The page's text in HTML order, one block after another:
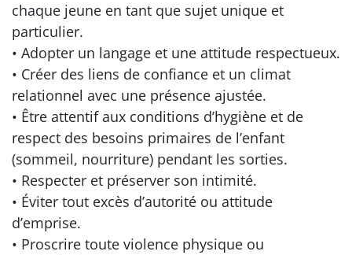
chaque jeune en tant que sujet unique et
particulier.
• Adopter un langage et une attitude respectueux.
• Créer des liens de confiance et un climat
relationnel avec une présence ajustée.
• Être attentif aux conditions d’hygiène et de
respect des besoins primaires de l’enfant
(sommeil, nourriture) pendant les sorties.
• Respecter et préserver son intimité.
• Éviter tout excès d’autorité ou attitude
d’emprise.
• Proscrire toute violence physique ou